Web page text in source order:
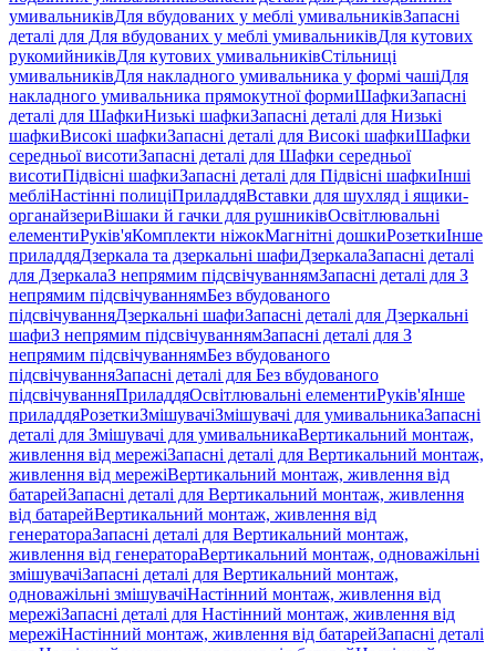
умивальниківДля вбудованих у меблі умивальниківЗапасні
деталі для Для вбудованих у меблі умивальниківДля кутових
рукомийниківДля кутових умивальниківСтільниці
умивальниківДля накладного умивальника у формі чашіДля
накладного умивальника прямокутної формиШафкиЗапасні
деталі для ШафкиНизькі шафкиЗапасні деталі для Низькі
шафкиВисокі шафкиЗапасні деталі для Високі шафкиШафки
середньої висотиЗапасні деталі для Шафки середньої
висотиПідвісні шафкиЗапасні деталі для Підвісні шафкиІнші
мебліНастінні полиціПриладдяВставки для шухляд і ящики-
органайзериВішаки й гачки для рушниківОсвітлювальні
елементиРуків'яКомплекти ніжокМагнітні дошкиРозеткиІнше
приладдяДзеркала та дзеркальні шафиДзеркалаЗапасні деталі
для ДзеркалаЗ непрямим підсвічуваннямЗапасні деталі для З
непрямим підсвічуваннямБез вбудованого
підсвічуванняДзеркальні шафиЗапасні деталі для Дзеркальні
шафиЗ непрямим підсвічуваннямЗапасні деталі для З
непрямим підсвічуваннямБез вбудованого
підсвічуванняЗапасні деталі для Без вбудованого
підсвічуванняПриладдяОсвітлювальні елементиРуків'яІнше
приладдяРозеткиЗмішувачіЗмішувачі для умивальникаЗапасні
деталі для Змішувачі для умивальникаВертикальний монтаж,
живлення від мережіЗапасні деталі для Вертикальний монтаж,
живлення від мережіВертикальний монтаж, живлення від
батарейЗапасні деталі для Вертикальний монтаж, живлення
від батарейВертикальний монтаж, живлення від
генератораЗапасні деталі для Вертикальний монтаж,
живлення від генератораВертикальний монтаж, одноважільні
змішувачіЗапасні деталі для Вертикальний монтаж,
одноважільні змішувачіНастінний монтаж, живлення від
мережіЗапасні деталі для Настінний монтаж, живлення від
мережіНастінний монтаж, живлення від батарейЗапасні деталі